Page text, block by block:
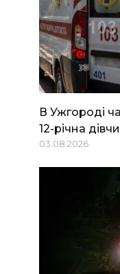
В Ужгороді
12-річна
03.08.2026